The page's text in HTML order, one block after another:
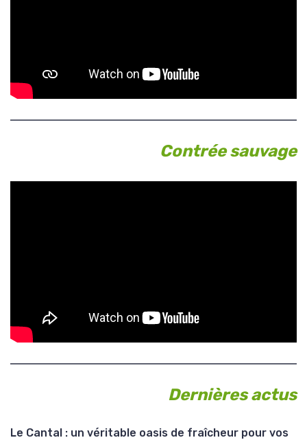
Contrée sauvage
Dernières actus
Le Cantal : un véritable oasis de fraîcheur pour vos